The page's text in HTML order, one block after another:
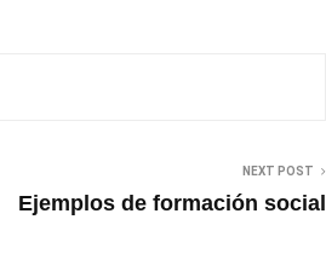
NEXT POST
Ejemplos de formación social